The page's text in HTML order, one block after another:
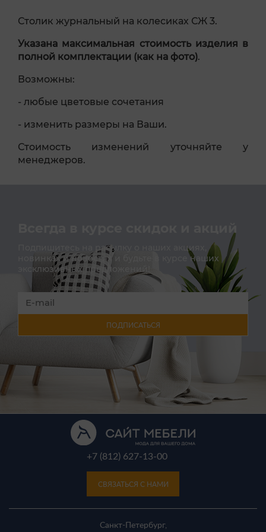
Столик журнальный на колесиках СЖ 3.
Указана максимальная стоимость изделия в
полной комплектации (как на фото).
Возможны:
- любые цветовые сочетания
- изменить размеры на Ваши.
Стоимость изменений уточняйте у
менеджеров.
Всегда в курсе скидок и акций
Подпишитесь на расылку о наших акциях,
новинках и новостях и будьте в курсе наших
эксклюзивных предложений!
ПОДПИСАТЬСЯ
+7 (812) 627-13-00
СВЯЗАТЬСЯ С НАМИ
Санкт-Петербург,